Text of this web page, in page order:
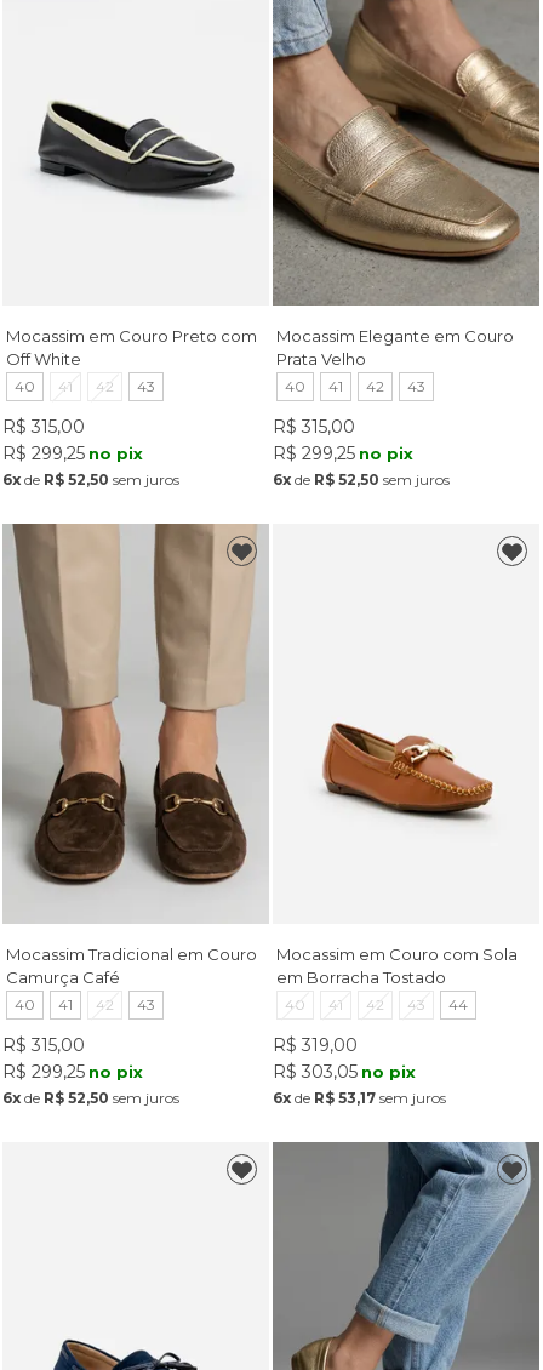
Mocassim em Couro Preto com
Off White
40 41 42 43
R$ 315,00
R$ 299,25 no pix
6xde R$ 52,50 sem juros
Mocassim Elegante em Couro
Prata Velho
40 41 42 43
R$ 315,00
R$ 299,25 no pix
6x de R$ 52,50 sem juros
Mocassim Tradicional em Couro
Camurça Café
40 41 42 43
R$ 315,00
R$ 299,25 no pix
6xde R$ 52,50 sem juros
Mocassim em Couro com Sola
em Borracha Tostado
40 41 42 43 44
R$ 319,00
R$ 303,05 no pix
6x de R$ 53,17 sem juros